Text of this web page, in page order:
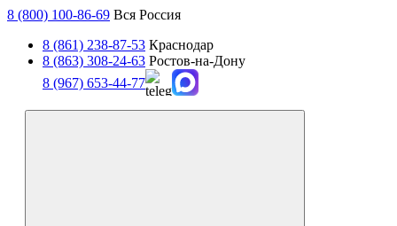
8 (800) 100-86-69 Вся Россия
8 (861) 238-87-53 Краснодар
8 (863) 308-24-63 Ростов-на-Дону
8 (967) 653-44-77